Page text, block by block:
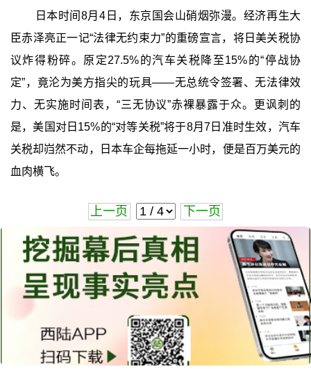
日本时间8月4日，东京国会山硝烟弥漫。经济再生大
臣赤泽亮正一记“法律无约束力”的重磅宣言，将日美关税协
议炸得粉碎。原定27.5%的汽车关税降至15%的“停战协
定”，竟沦为美方指尖的玩具——无总统令签署、无法律效
力、无实施时间表，“三无协议”赤裸暴露于众。更讽刺的
是，美国对日15%的“对等关税”将于8月7日准时生效，汽车
关税却岿然不动，日本车企每拖延一小时，便是百万美元的
血肉横飞。
上一页 下一页